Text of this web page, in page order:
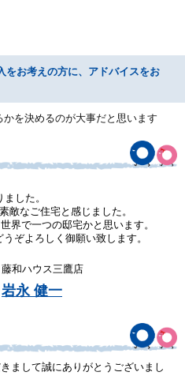
をお考えの方に、アドバイスをお
を決めるのが大事だと思います
した。
敵なご住宅と感じました。
界で一つの邸宅かと思います。
ぞよろしく御願い致します。
藤和ハウス三鷹店
岩永 健一
まして誠にありがとうございまし